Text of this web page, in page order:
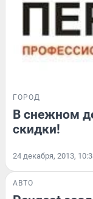
ГОРОД
В снежном
скидки!
24 декабря, 2013,
АВТО